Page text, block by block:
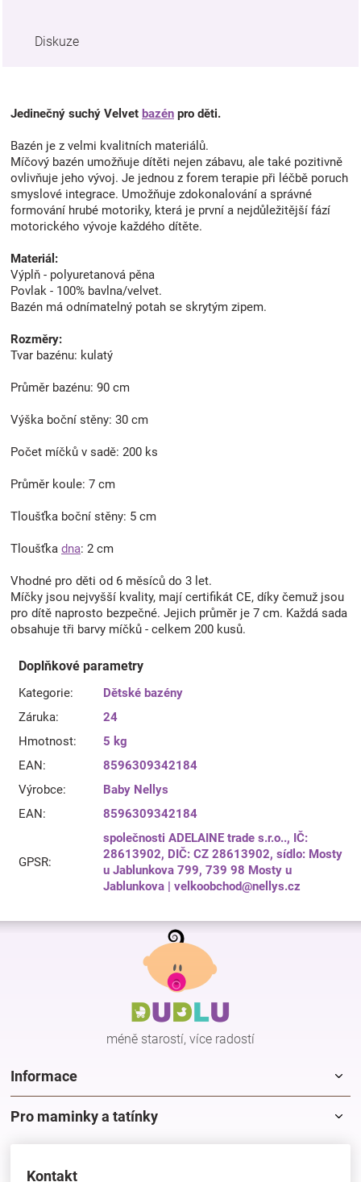
Diskuze
Jedinečný suchý Velvet bazén pro děti.
Bazén je z velmi kvalitních materiálů.
Míčový bazén umožňuje dítěti nejen zábavu, ale také pozitivně
ovlivňuje jeho vývoj. Je jednou z forem terapie při léčbě poruch
smyslové integrace. Umožňuje zdokonalování a správné
formování hrubé motoriky, která je první a nejdůležitější fází
motorického vývoje každého dítěte.
Materiál:
Výplň - polyuretanová pěna
Povlak - 100% bavlna/velvet.
Bazén má odnímatelný potah se skrytým zipem.
Rozměry:
Tvar bazénu: kulatý
Průměr bazénu: 90 cm
Výška boční stěny: 30 cm
Počet míčků v sadě: 200 ks
Průměr koule: 7 cm
Tloušťka boční stěny: 5 cm
Tloušťka dna: 2 cm
Vhodné pro děti od 6 měsíců do 3 let.
Míčky jsou nejvyšší kvality, mají certifikát CE, díky čemuž jsou
pro dítě naprosto bezpečné. Jejich průměr je 7 cm. Každá sada
obsahuje tři barvy míčků - celkem 200 kusů.
Doplňkové parametry
Kategorie:
Dětské bazény
Záruka:
24
Hmotnost:
5 kg
EAN:
8596309342184
Výrobce:
Baby Nellys
EAN: 8596309342184
GPSR:
společnosti ADELAINE trade s.r.o.., IČ:
28613902, DIČ: CZ 28613902, sídlo: Mosty
u Jablunkova 799, 739 98 Mosty u
Jablunkova | velkoobchod@nellys.cz
Z
méně starostí, více radostí
Informace
Pro maminky a tatínky
Kontakt